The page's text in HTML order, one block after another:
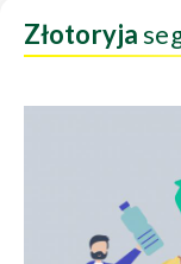
Złotoryja